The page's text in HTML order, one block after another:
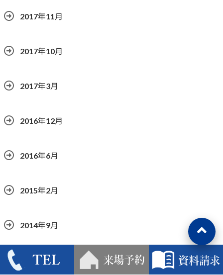
2017年11月
2017年10月
2017年3月
2016年12月
2016年6月
2015年2月
2014年9月